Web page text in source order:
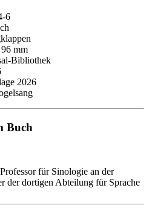
6
mm
Bibliothek
2026
Buch
für Sinologie an der
der dortigen Abteilung für Sprache